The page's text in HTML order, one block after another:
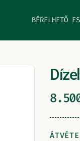
BÉRELHETŐ